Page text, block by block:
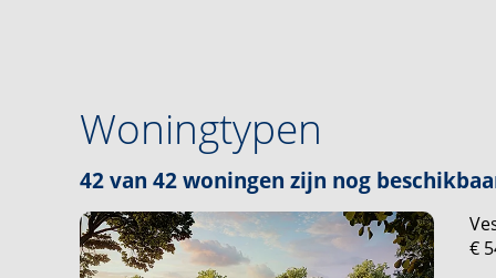
meer ruimte zoekt.
Liever groots wonen? Dan zijn de Poortwoning en
perfect voor grote gezinnen of om een
statige Notariswoning, die pure elegantie
indrukwekkende raampartijen. En dan is er nog
Woningtypen
42 van 42 woningen zijn nog
€